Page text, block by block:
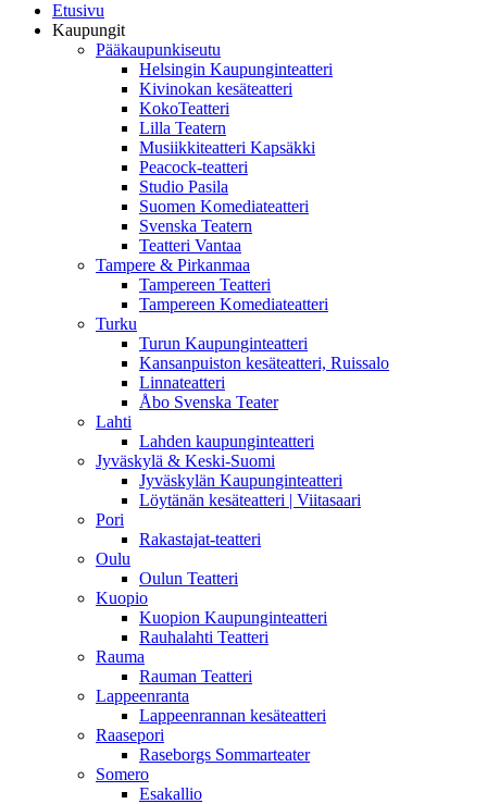
Etusivu
Kaupungit
Pääkaupunkiseutu
Helsingin Kaupunginteatteri
Kivinokan kesäteatteri
KokoTeatteri
Lilla Teatern
Musiikkiteatteri Kapsäkki
Peacock-teatteri
Studio Pasila
Suomen Komediateatteri
Svenska Teatern
Teatteri Vantaa
Tampere & Pirkanmaa
Tampereen Teatteri
Tampereen Komediateatteri
Turku
Turun Kaupunginteatteri
Kansanpuiston kesäteatteri, Ruissalo
Linnateatteri
Åbo Svenska Teater
Lahti
Lahden kaupunginteatteri
Jyväskylä & Keski-Suomi
Jyväskylän Kaupunginteatteri
Löytänän kesäteatteri | Viitasaari
Pori
Rakastajat-teatteri
Oulu
Oulun Teatteri
Kuopio
Kuopion Kaupunginteatteri
Rauhalahti Teatteri
Rauma
Rauman Teatteri
Lappeenranta
Lappeenrannan kesäteatteri
Raasepori
Raseborgs Sommarteater
Somero
Esakallio